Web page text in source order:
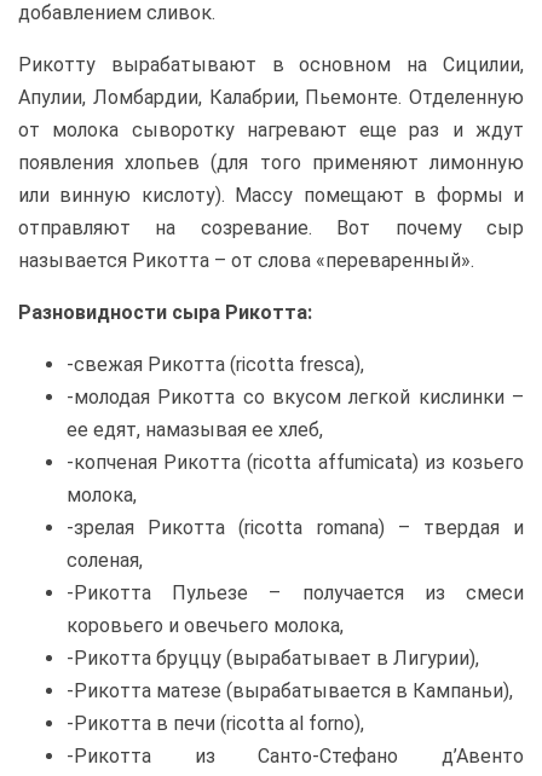
добавлением сливок.
Рикотту вырабатывают в основном на Сицилии,
Апулии, Ломбардии, Калабрии, Пьемонте. Отделенную
от молока сыворотку нагревают еще раз и ждут
появления хлопьев (для того применяют лимонную
или винную кислоту). Массу помещают в формы и
отправляют на созревание. Вот почему сыр
называется Рикотта – от слова «переваренный».
Разновидности сыра Рикотта:
-свежая Рикотта (ricotta fresca),
-молодая Рикотта со вкусом легкой кислинки –
ее едят, намазывая ее хлеб,
-копченая Рикотта (ricotta affumicata) из козьего
молока,
-зрелая Рикотта (ricotta romana) – твердая и
соленая,
-Рикотта Пульезе – получается из смеси
коровьего и овечьего молока,
-Рикотта бруццу (вырабатывает в Лигурии),
-Рикотта матезе (вырабатывается в Кампаньи),
-Рикотта в печи (ricotta al forno),
-Рикотта из Санто-Стефано д’Авенто